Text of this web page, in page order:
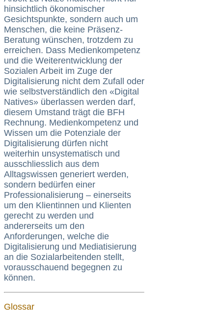
hinsichtlich ökonomischer
Gesichtspunkte, sondern auch um
Menschen, die keine Präsenz-
Beratung wünschen, trotzdem zu
erreichen. Dass Medienkompetenz
und die Weiterentwicklung der
Sozialen Arbeit im Zuge der
Digitalisierung nicht dem Zufall oder
wie selbstverständlich den «Digital
Natives» überlassen werden darf,
diesem Umstand trägt die BFH
Rechnung. Medienkompetenz und
Wissen um die Potenziale der
Digitalisierung dürfen nicht
weiterhin unsystematisch und
ausschliesslich aus dem
Alltagswissen generiert werden,
sondern bedürfen einer
Professionalisierung – einerseits
um den Klientinnen und Klienten
gerecht zu werden und
andererseits um den
Anforderungen, welche die
Digitalisierung und Mediatisierung
an die Sozialarbeitenden stellt,
vorausschauend begegnen zu
können.
Glossar